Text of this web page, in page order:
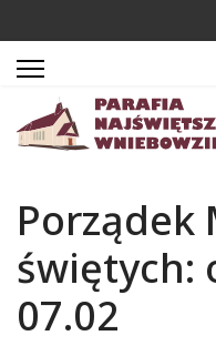
Porządek
świętych:
07.02